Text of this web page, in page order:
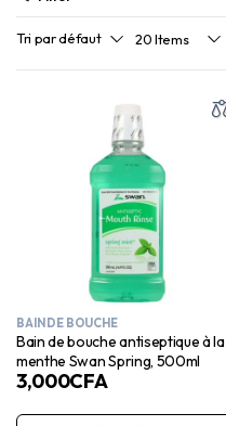
BAIN DE BOUCHE
Bain de bouche antiseptique à la
menthe Swan Spring, 500ml
3,000CFA